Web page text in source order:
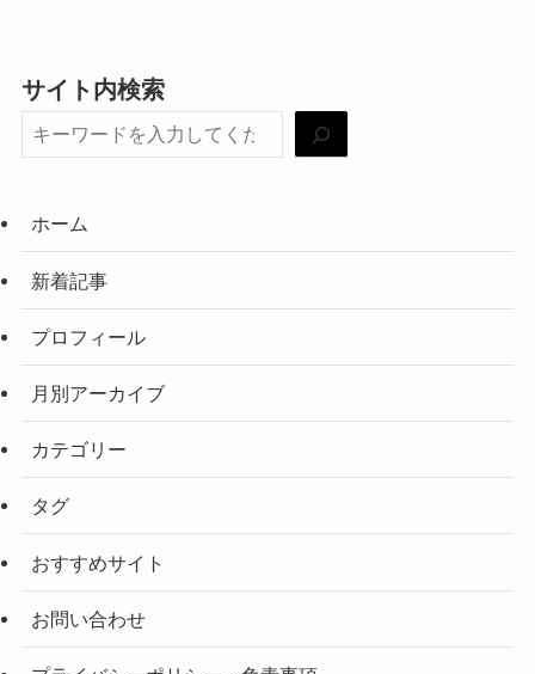
サイト内検索
ホーム
新着記事
プロフィール
月別アーカイブ
カテゴリー
タグ
おすすめサイト
お問い合わせ